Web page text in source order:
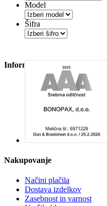
Model
Šifra
Informacije
Nakupovanje
Načini plačila
Dostava izdelkov
Zasebnost in varnost